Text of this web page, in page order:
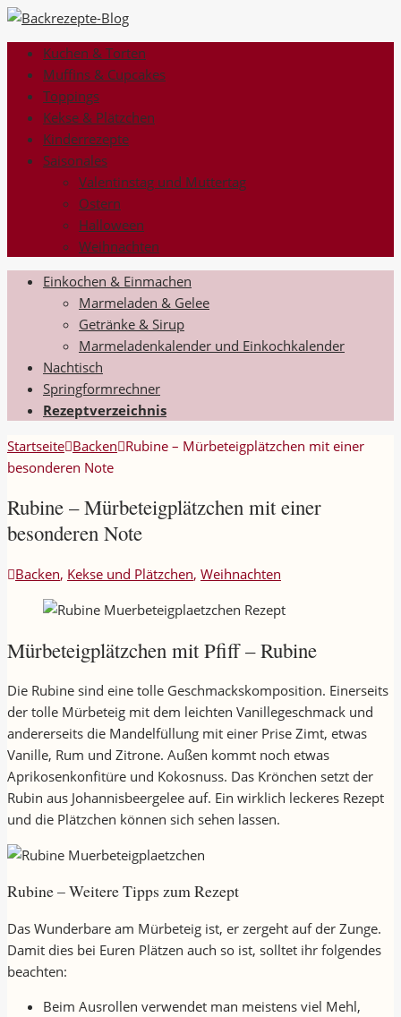
Kuchen & Torten
Muffins & Cupcakes
Toppings
Kekse & Plätzchen
Kinderrezepte
Saisonales
Valentinstag und Muttertag
Ostern
Halloween
Weihnachten
Einkochen & Einmachen
Marmeladen & Gelee
Getränke & Sirup
Marmeladenkalender und Einkochkalender
Nachtisch
Springformrechner
Rezeptverzeichnis
Startseite Backen Rubine – Mürbeteigplätzchen mit einer
besonderen Note
Rubine – Mürbeteigplätzchen mit einer
besonderen Note
Backen, Kekse und Plätzchen, Weihnachten
Mürbeteigplätzchen mit Pfiff – Rubine
Die Rubine sind eine tolle Geschmackskomposition. Einerseits
der tolle Mürbeteig mit dem leichten Vanillegeschmack und
andererseits die Mandelfüllung mit einer Prise Zimt, etwas
Vanille, Rum und Zitrone. Außen kommt noch etwas
Aprikosenkonfitüre und Kokosnuss. Das Krönchen setzt der
Rubin aus Johannisbeergelee auf. Ein wirklich leckeres Rezept
und die Plätzchen können sich sehen lassen.
Rubine – Weitere Tipps zum Rezept
Das Wunderbare am Mürbeteig ist, er zergeht auf der Zunge.
Damit dies bei Euren Plätzen auch so ist, solltet ihr folgendes
beachten:
Beim Ausrollen verwendet man meistens viel Mehl,